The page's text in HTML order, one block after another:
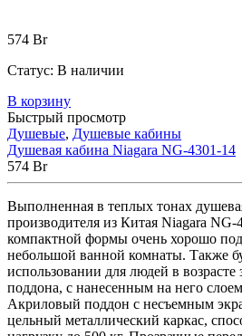
574 Br
Статус: В наличии
В корзину
Быстрый просмотр
Душевые, Душевые кабины
Душевая кабина Niagara NG-4301-14
574 Br
Выполненная в теплых тонах
производителя из Китая Niagara NG-
компактной формы очень хорошо
небольшой ванной комнаты. Также
использовании для людей в возрасте
поддона, с нанесенным на него
Акриловый поддон с несъемным
цельный металлический каркас,